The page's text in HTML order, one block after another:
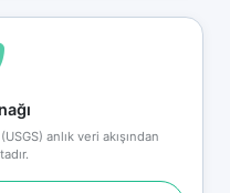
anlık veri akışından